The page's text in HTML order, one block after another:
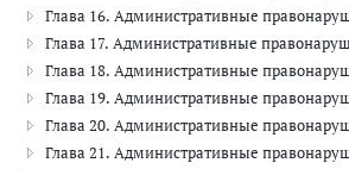
Глава 16. Административные
Глава 17. Административные
Глава 18. Административные
Глава 19. Административные
Глава 20. Административные
Глава 21. Административные